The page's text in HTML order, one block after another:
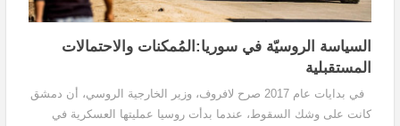
السياسة الروسيّة في سوريا:المُمكنات والاحتمالات
المستقبلية
في بدايات عام 2017 صرح لافروف، وزير الخارجية الروسي، أن دمشق
كانت على وشك السقوط، عندما بدأت روسيا عمليتها العسكرية في